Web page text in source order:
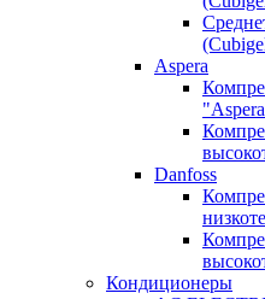
Aspera
Danfoss
Кондиционеры